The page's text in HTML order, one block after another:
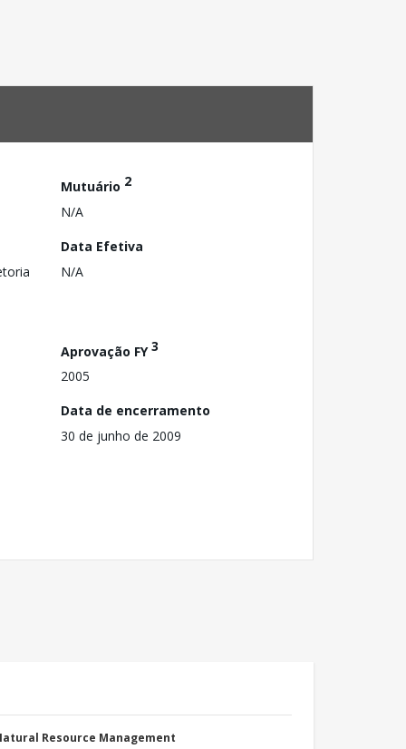
Mutuário 2
N/A
Data Efetiva
N/A
Aprovação FY3
2005
Data de encerramento
30 de junho de 2009
Resource Management